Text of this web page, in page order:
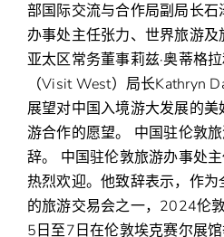
部国际交流与合作局副局长
办事处主任张力、世界旅游及
亚太区常务董事莉兹·奥蒂格
（Visit West）局长Kathryn
展望对中国入境游大发展的
游合作的愿望。 中国驻伦敦
辞。 中国驻伦敦旅游办事处
热烈欢迎。他致辞表示，作
的旅游交易会之一，2024伦
5日至7日在伦敦埃克赛尔展